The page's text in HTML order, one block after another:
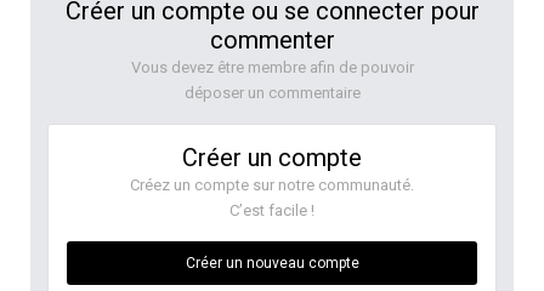
Créer un compte ou se connecter pour
commenter
Vous devez être membre afin de pouvoir
déposer un commentaire
Créer un compte
Créez un compte sur notre communauté.
C’est facile !
Créer un nouveau compte